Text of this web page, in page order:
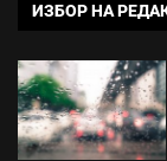
ИЗБОР НА